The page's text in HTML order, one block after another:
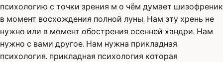
психологию с точки зрения м о чём думает шизофреник
в момент восхождения полной луны. Нам эту хрень не
нужно или в момент обострения осенней хандри. Нам
нужно с вами другое. Нам нужна прикладная
психология. прикладная психология которая